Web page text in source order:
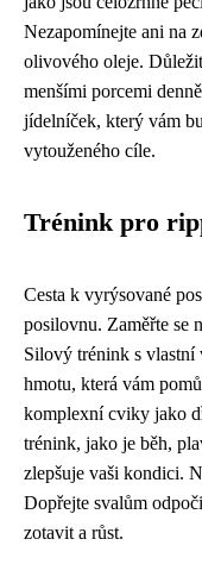
Nezapomínejte ani na
olivového oleje.
menšími porcemi
jídelníček, který vám
vytouženého cíle.
Trénink pro
Cesta k vyrýsované
posilovnu. Zaměřte se
Silový trénink s vlastní
hmotu, která vám
komplexní cviky jako
trénink, jako je běh,
zlepšuje vaši kondici.
Dopřejte svalům
zotavit a růst.